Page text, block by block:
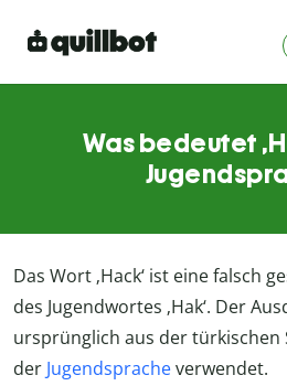
Was bedeutet
Das Wort ‚Hack‘ ist eine falsch
des Jugendwortes ‚Hak‘. Der
ursprünglich aus der türkischen
der Jugendspracheverwendet.